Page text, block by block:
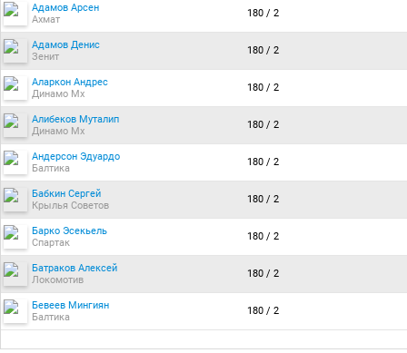
Адамов Арсен
Ахмат
180 / 2
Адамов Денис
Зенит
180 / 2
Аларкон Андрес
Динамо Мх
180 / 2
Алибеков Муталип
Динамо Мх
180 / 2
Андерсон Эдуардо
Балтика
180 / 2
Бабкин Сергей
Крылья Советов
180 / 2
Барко Эсекьель
Спартак
180 / 2
Батраков Алексей
Локомотив
180 / 2
Бевеев Мингиян
Балтика
180 / 2